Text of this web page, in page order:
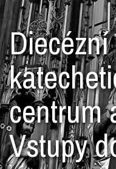
Diecézní
centrum
Vstupy